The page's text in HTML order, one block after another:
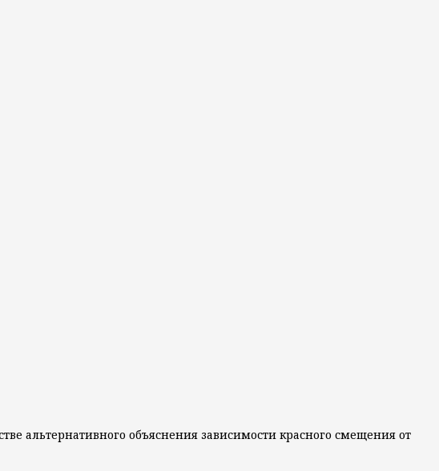
альтернативного объяснения зависимости красного смещения от